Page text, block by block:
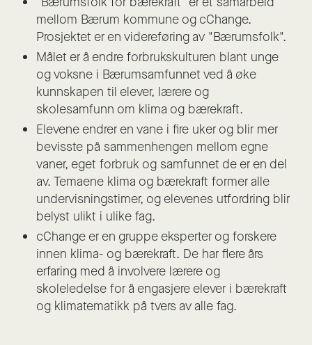
mellom Bærum kommune og cChange.
Prosjektet er en videreføring av "Bærumsfolk".
Målet er å endre forbrukskulturen blant unge
og voksne i Bærumsamfunnet ved å øke
kunnskapen til elever, lærere og
skolesamfunn om klima og bærekraft.
Elevene endrer en vane i fire uker og blir mer
bevisste på sammenhengen mellom egne
vaner, eget forbruk og samfunnet de er en del
av. Temaene klima og bærekraft former alle
undervisningstimer, og elevenes utfordring blir
belyst ulikt i ulike fag.
cChange er en gruppe eksperter og forskere
innen klima- og bærekraft. De har flere års
erfaring med å involvere lærere og
skoleledelse for å engasjere elever i bærekraft
og klimatematikk på tvers av alle fag.